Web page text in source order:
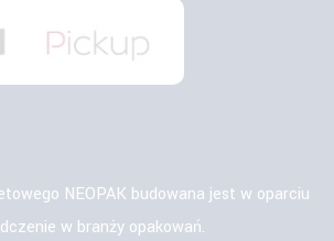
NEOPAK budowana jest w oparciu
w branży opakowań.